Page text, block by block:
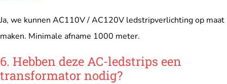
Ja, we kunnen AC110V / AC120V ledstripverlichting op maat
maken. Minimale afname 1000 meter.
6. Hebben deze AC-ledstrips een
transformator nodig?